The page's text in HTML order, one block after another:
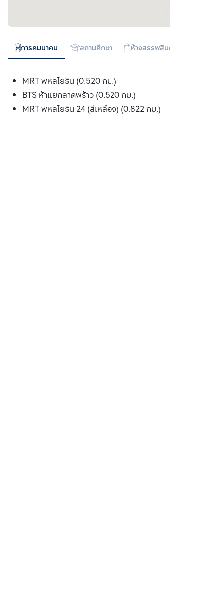
การคมนาคม สถานศึกษา ห้างสรรพสินค้า
MRT พหลโยธิน (0.520 กม.)
BTS ห้าแยกลาดพร้าว (0.520 กม.)
MRT พหลโยธิน 24 (สีเหลือง) (0.822 กม.)